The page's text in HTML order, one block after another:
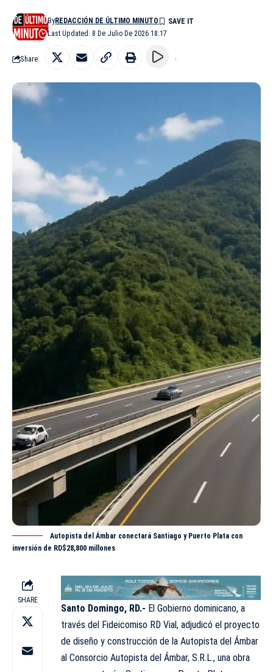
Last Updated: 8 De Julio De 2026 18:17
ByREDACCIÓN DE ÚLTIMO MINUTO
Share
Autopista del Ámbar conectará Santiago y Puerto Plata con
inversión de RD$28,800 millones
SHARE
Santo Domingo, RD.- El Gobierno dominicano, a
través del Fideicomiso RD Vial, adjudicó el proyecto
de diseño y construcción de la Autopista del Ámbar
al Consorcio Autopista del Ámbar, S.R.L., una obra